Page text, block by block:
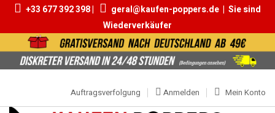
+33 677 392 398 | geral@kaufen-poppers.de | Sie sind
Wiederverkäufer
Mein Konto
Anmelden
Auftragsverfolgung